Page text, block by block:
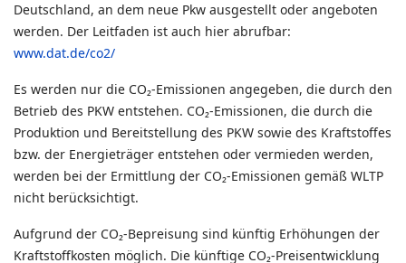
Deutschland, an dem neue Pkw ausgestellt oder angeboten
werden. Der Leitfaden ist auch hier abrufbar:
www.dat.de/co2/
Es werden nur die CO₂-Emissionen angegeben, die durch den
Betrieb des PKW entstehen. CO₂-Emissionen, die durch die
Produktion und Bereitstellung des PKW sowie des Kraftstoffes
bzw. der Energieträger entstehen oder vermieden werden,
werden bei der Ermittlung der CO₂-Emissionen gemäß WLTP
nicht berücksichtigt.
Aufgrund der CO₂-Bepreisung sind künftig Erhöhungen der
Kraftstoffkosten möglich. Die künftige CO₂-Preisentwicklung